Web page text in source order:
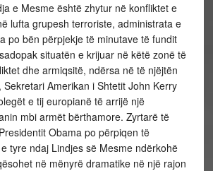
e Mesme është zhytur në konfliktet e
lufta grupesh terroriste, administrata e
po bën përpjekje të minutave të fundit
situatën e krijuar në këtë zonë të
dhe armiqsitë, ndërsa në të njëjtën
Amerikan i Shtetit John Kerry
e tij europianë të arrijë një
mbi armët bërthamore. Zyrtarë të
Obama po përpiqen të
tyre ndaj Lindjes së Mesme ndërkohë
në mënyrë dramatike në një rajon